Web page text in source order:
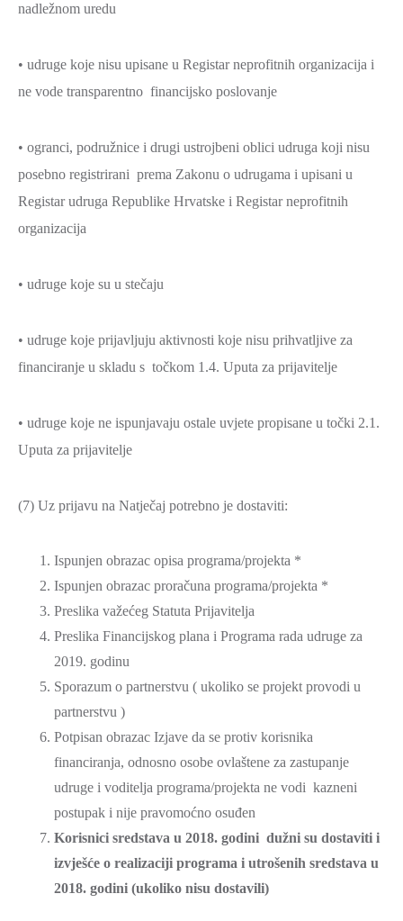
nadležnom uredu
• udruge koje nisu upisane u Registar neprofitnih organizacija i
ne vode transparentno financijsko poslovanje
• ogranci, podružnice i drugi ustrojbeni oblici udruga koji nisu
posebno registrirani prema Zakonu o udrugama i upisani u
Registar udruga Republike Hrvatske i Registar neprofitnih
organizacija
• udruge koje su u stečaju
• udruge koje prijavljuju aktivnosti koje nisu prihvatljive za
financiranje u skladu s točkom 1.4. Uputa za prijavitelje
• udruge koje ne ispunjavaju ostale uvjete propisane u točki 2.1.
Uputa za prijavitelje
(7) Uz prijavu na Natječaj potrebno je dostaviti:
Ispunjen obrazac opisa programa/projekta *
Ispunjen obrazac proračuna programa/projekta *
Preslika važećeg Statuta Prijavitelja
Preslika Financijskog plana i Programa rada udruge za
2019. godinu
Sporazum o partnerstvu ( ukoliko se projekt provodi u
partnerstvu )
Potpisan obrazac Izjave da se protiv korisnika
financiranja, odnosno osobe ovlaštene za zastupanje
udruge i voditelja programa/projekta ne vodi kazneni
postupak i nije pravomoćno osuđen
Korisnici sredstava u 2018. godini dužni su dostaviti i
izvješće o realizaciji programa i utrošenih sredstava u
2018. godini (ukoliko nisu dostavili)